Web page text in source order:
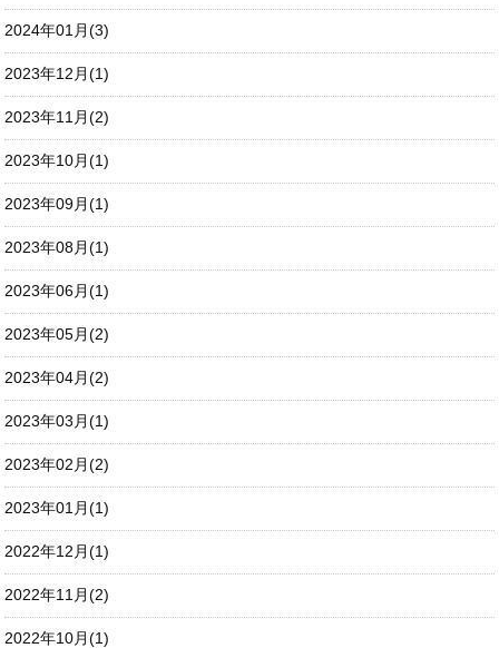
2024年01月(3)
2023年12月(1)
2023年11月(2)
2023年10月(1)
2023年09月(1)
2023年08月(1)
2023年06月(1)
2023年05月(2)
2023年04月(2)
2023年03月(1)
2023年02月(2)
2023年01月(1)
2022年12月(1)
2022年11月(2)
2022年10月(1)